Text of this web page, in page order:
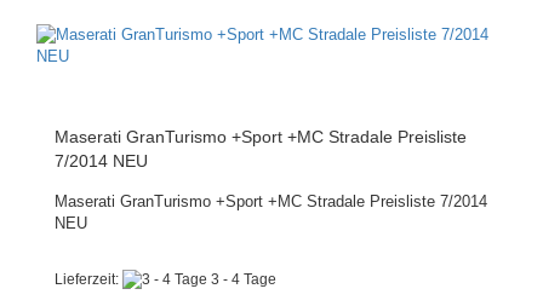
Maserati GranTurismo +Sport +MC Stradale Preisliste
7/2014 NEU
Maserati GranTurismo +Sport +MC Stradale Preisliste 7/2014
NEU
Lieferzeit: 3 - 4 Tage